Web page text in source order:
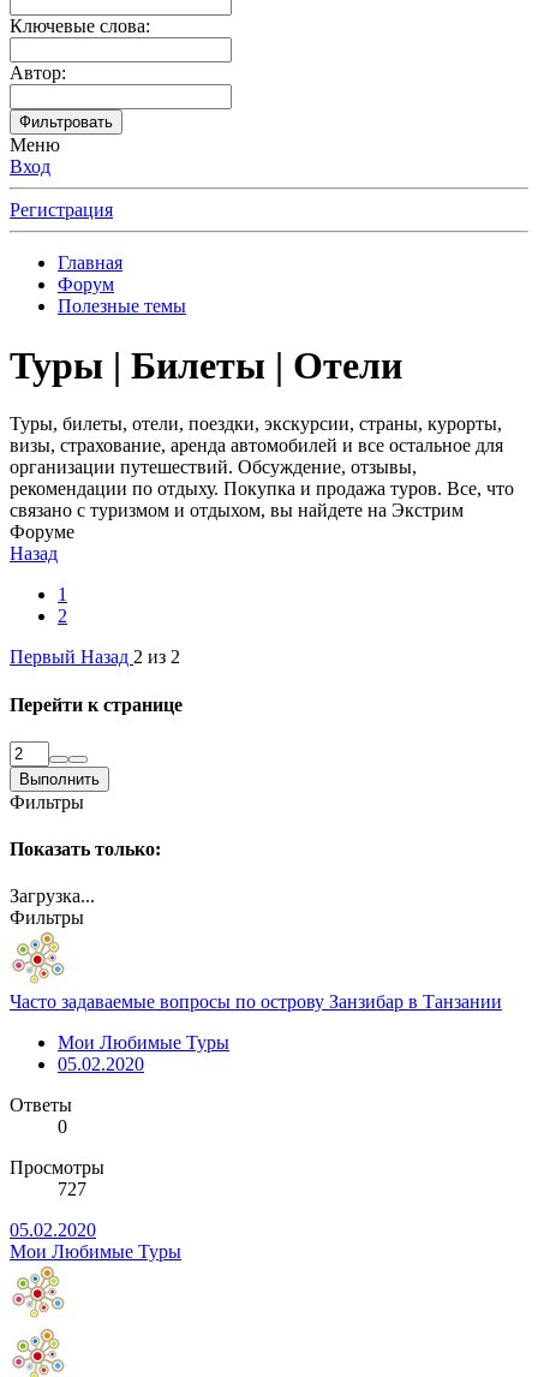
Ключевые слова:
Автор:
Фильтровать
Меню
Вход
Регистрация
Главная
Форум
Полезные темы
Туры | Билеты | Отели
Туры, билеты, отели, поездки, экскурсии, страны, курорты,
визы, страхование, аренда автомобилей и все остальное для
организации путешествий. Обсуждение, отзывы,
рекомендации по отдыху. Покупка и продажа туров. Все, что
связано с туризмом и отдыхом, вы найдете на Экстрим
Форуме
Назад
1
2
Первый Назад 2 из 2
Перейти к странице
Выполнить
Фильтры
Показать только:
Загрузка...
Фильтры
Часто задаваемые вопросы по острову Занзибар в Танзании
Мои Любимые Туры
05.02.2020
Ответы
0
Просмотры
727
05.02.2020
Мои Любимые Туры